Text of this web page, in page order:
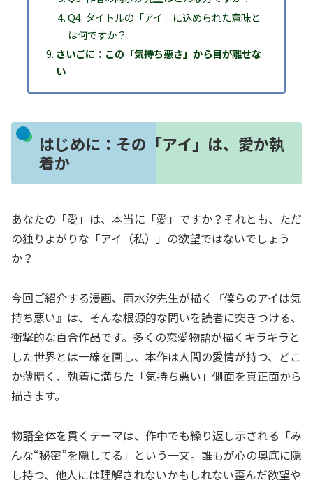
Q4: タイトルの「アイ」に込められた意味と
は何ですか？
さいごに：この「気持ち悪さ」から目が離せな
い
はじめに：その「アイ」は、愛か執
着か
あなたの「愛」は、本当に「愛」ですか？それとも、ただ
の独りよがりな「アイ（私）」の欲望ではないでしょう
か？
今回ご紹介する漫画、雨水汐先生が描く『僕らのアイは気
持ち悪い』は、そんな根源的な問いを読者に突きつける、
衝撃的な百合作品です。多くの恋愛物語が描くキラキラと
した世界とは一線を画し、本作は人間の愛情が持つ、どこ
か薄暗く、執着に満ちた「気持ち悪い」側面を真正面から
描きます。
物語全体を貫くテーマは、作中でも繰り返し示される「み
んな“秘密”を隠してる」という一文。誰もが心の奥底に隠
し持つ、他人には理解されないかもしれない歪んだ欲望や